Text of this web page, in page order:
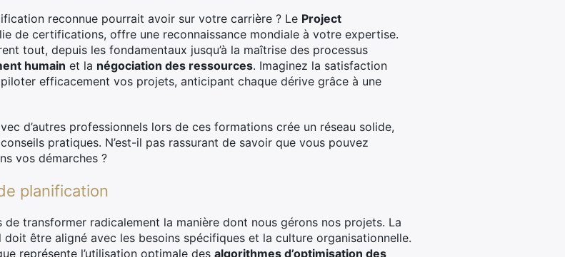
reconnue pourrait avoir sur votre carrière ? Le Project
de certifications, offre une reconnaissance mondiale à votre expertise.
tout, depuis les fondamentaux jusqu’à la maîtrise des processus
humain et la négociation des ressources. Imaginez la satisfaction
efficacement vos projets, anticipant chaque dérive grâce à une
d’autres professionnels lors de ces formations crée un réseau solide,
pratiques. N’est-il pas rassurant de savoir que vous pouvez
vos démarches ?
planification
de transformer radicalement la manière dont nous gérons nos projets. La
être aligné avec les besoins spécifiques et la culture organisationnelle.
représente l’utilisation optimale des algorithmes d’optimisation des